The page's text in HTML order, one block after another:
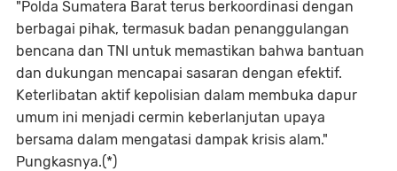
"Polda Sumatera Barat terus berkoordinasi dengan
berbagai pihak, termasuk badan penanggulangan
bencana dan TNI untuk memastikan bahwa bantuan
dan dukungan mencapai sasaran dengan efektif.
Keterlibatan aktif kepolisian dalam membuka dapur
umum ini menjadi cermin keberlanjutan upaya
bersama dalam mengatasi dampak krisis alam."
Pungkasnya.(*)